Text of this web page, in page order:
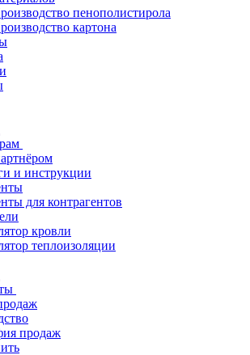
пенополистирола
картона
и инструкции
для контрагентов
кровли
теплоизоляции
продаж